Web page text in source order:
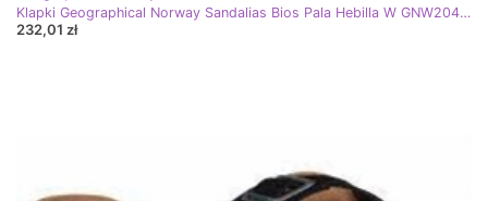
Klapki Geographical Norway Sandalias Bios Pala Hebilla W GNW20410-26 srebrny
232,01 zł